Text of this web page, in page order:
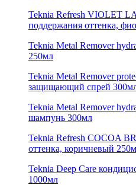
Teknia Refresh VIOLET
поддержания оттенка,
Teknia Metal Remover
250мл
Teknia Metal Remover
защищающий спрей
Teknia Metal Remover
шампунь 300мл
Teknia Refresh COCOA
оттенка, коричневый
Teknia Deep Care
1000мл